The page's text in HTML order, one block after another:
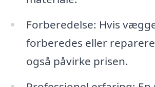
Forberedelse: Hvis
forberedes eller
også påvirke prisen.